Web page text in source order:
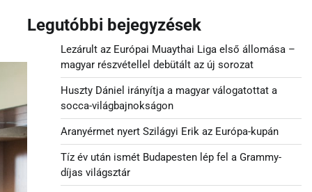
Legutóbbi bejegyzések
Lezárult az Európai Muaythai Liga első állomása –
magyar részvétellel debütált az új sorozat
Huszty Dániel irányítja a magyar válogatottat a
socca-világbajnokságon
Aranyérmet nyert Szilágyi Erik az Európa-kupán
Tíz év után ismét Budapesten lép fel a Grammy-
díjas világsztár